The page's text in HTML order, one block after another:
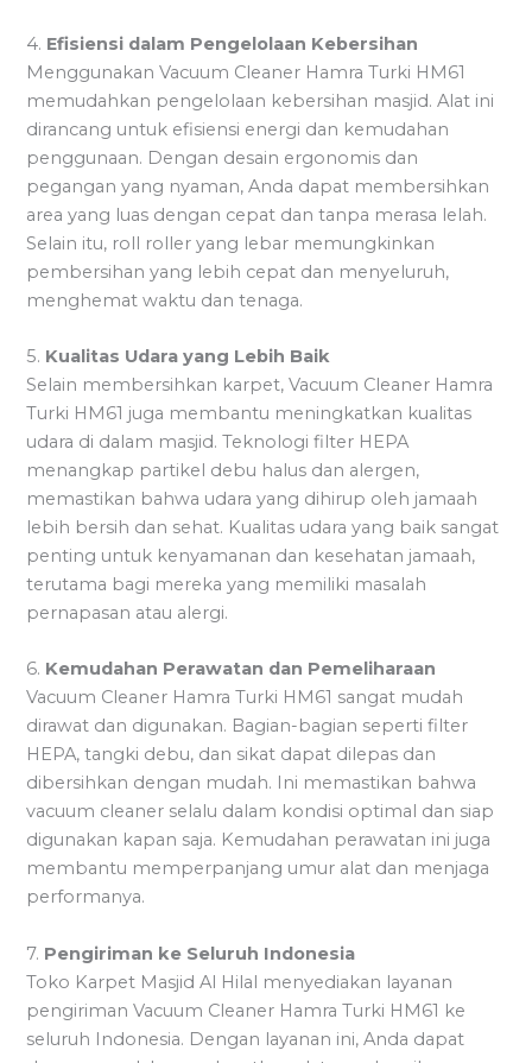
4. Efisiensi dalam Pengelolaan Kebersihan
Menggunakan Vacuum Cleaner Hamra Turki HM61
memudahkan pengelolaan kebersihan masjid. Alat ini
dirancang untuk efisiensi energi dan kemudahan
penggunaan. Dengan desain ergonomis dan
pegangan yang nyaman, Anda dapat membersihkan
area yang luas dengan cepat dan tanpa merasa lelah.
Selain itu, roll roller yang lebar memungkinkan
pembersihan yang lebih cepat dan menyeluruh,
menghemat waktu dan tenaga.
5. Kualitas Udara yang Lebih Baik
Selain membersihkan karpet, Vacuum Cleaner Hamra
Turki HM61 juga membantu meningkatkan kualitas
udara di dalam masjid. Teknologi filter HEPA
menangkap partikel debu halus dan alergen,
memastikan bahwa udara yang dihirup oleh jamaah
lebih bersih dan sehat. Kualitas udara yang baik sangat
penting untuk kenyamanan dan kesehatan jamaah,
terutama bagi mereka yang memiliki masalah
pernapasan atau alergi.
6. Kemudahan Perawatan dan Pemeliharaan
Vacuum Cleaner Hamra Turki HM61 sangat mudah
dirawat dan digunakan. Bagian-bagian seperti filter
HEPA, tangki debu, dan sikat dapat dilepas dan
dibersihkan dengan mudah. Ini memastikan bahwa
vacuum cleaner selalu dalam kondisi optimal dan siap
digunakan kapan saja. Kemudahan perawatan ini juga
membantu memperpanjang umur alat dan menjaga
performanya.
7. Pengiriman ke Seluruh Indonesia
Toko Karpet Masjid Al Hilal menyediakan layanan
pengiriman Vacuum Cleaner Hamra Turki HM61 ke
seluruh Indonesia. Dengan layanan ini, Anda dapat